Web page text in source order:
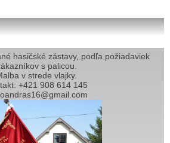
hasičské zástavy, podľa požiadaviek
s palicou.
v strede vlajky.
+421 908 614 145